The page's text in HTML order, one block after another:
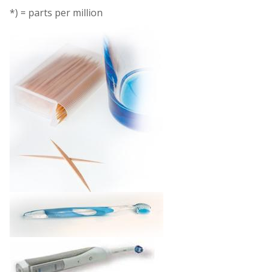
*) = parts per million